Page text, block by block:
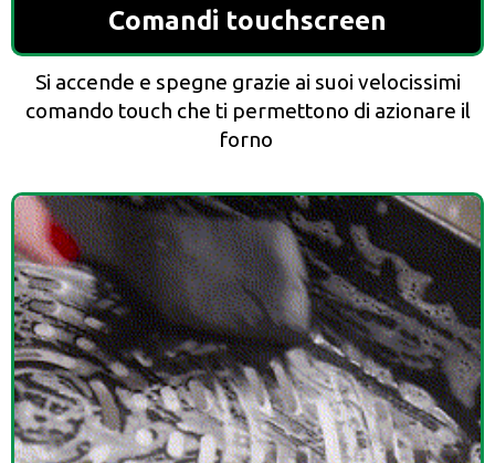
Comandi touchscreen
Si accende e spegne grazie ai suoi velocissimi
comando touch che ti permettono di azionare il
forno